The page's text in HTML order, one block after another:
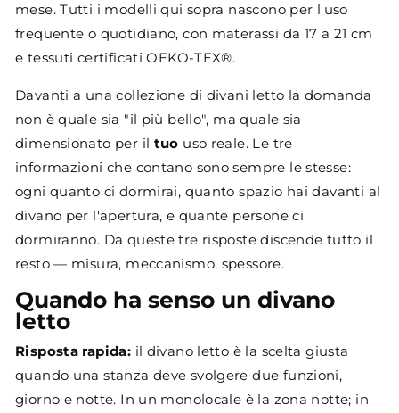
mese. Tutti i modelli qui sopra nascono per l'uso
frequente o quotidiano, con materassi da 17 a 21 cm
e tessuti certificati OEKO-TEX®.
Davanti a una collezione di divani letto la domanda
non è quale sia "il più bello", ma quale sia
dimensionato per il tuo uso reale. Le tre
informazioni che contano sono sempre le stesse:
ogni quanto ci dormirai, quanto spazio hai davanti al
divano per l'apertura, e quante persone ci
dormiranno. Da queste tre risposte discende tutto il
resto — misura, meccanismo, spessore.
Quando ha senso un divano
letto
Risposta rapida: il divano letto è la scelta giusta
quando una stanza deve svolgere due funzioni,
giorno e notte. In un monolocale è la zona notte; in